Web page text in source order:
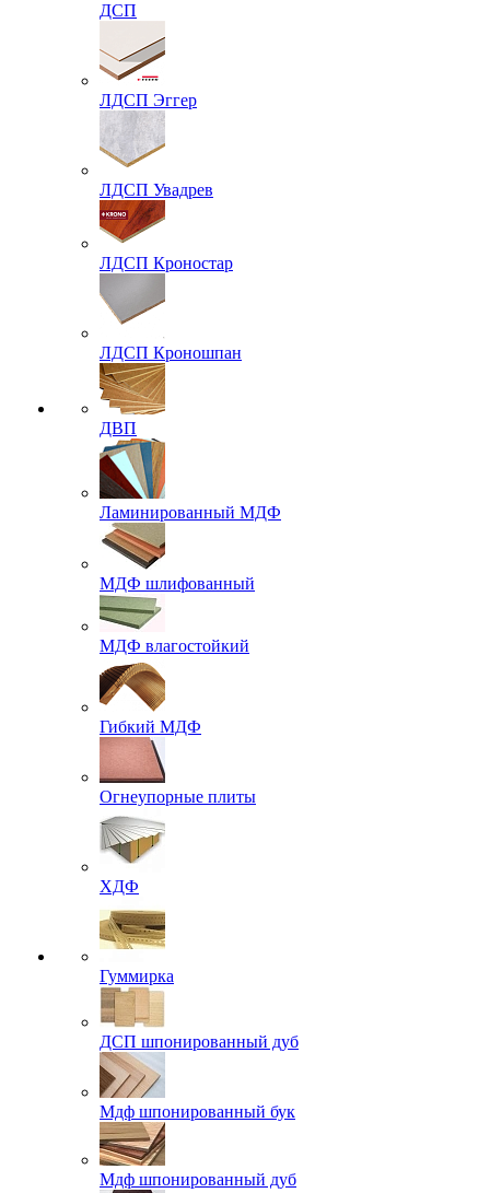
ДСП
ЛДСП Эггер
ЛДСП Увадрев
ЛДСП Кроностар
ЛДСП Кроношпан
ДВП
Ламинированный МДФ
МДФ шлифованный
МДФ влагостойкий
Гибкий МДФ
Огнеупорные плиты
ХДФ
Гуммирка
ДСП шпонированный дуб
Мдф шпонированный бук
Мдф шпонированный дуб